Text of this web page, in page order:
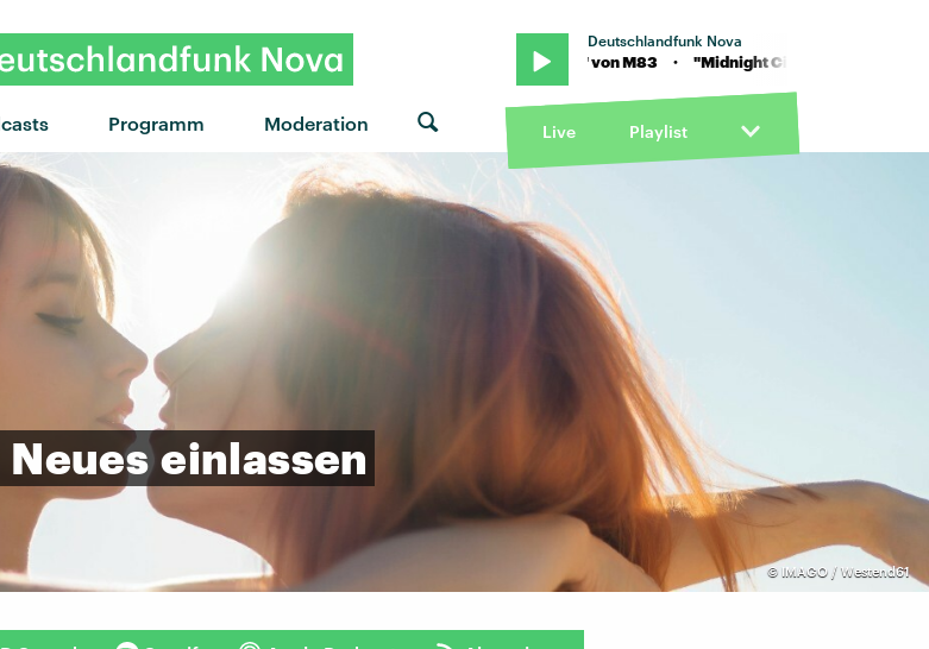
Programm Moderation
Deutschlandfunk Nova
"Midnight City" von M83 · "Midnight City" von M83 · "Midnight City" von M83
Live Playlist
© IMAGO / Westend61
Neues einlassen